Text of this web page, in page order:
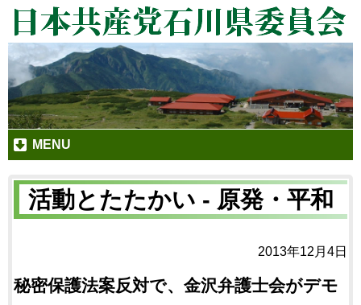
MENU
活動とたたかい - 原発・平和
2013年12月4日
秘密保護法案反対で、金沢弁護士会がデモ